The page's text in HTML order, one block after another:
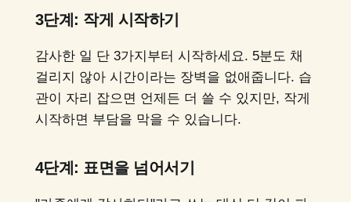
3단계: 작게 시작하기
감사한 일 단 3가지부터 시작하세요. 5분도 채
걸리지 않아 시간이라는 장벽을 없애줍니다. 습
관이 자리 잡으면 언제든 더 쓸 수 있지만, 작게
시작하면 부담을 막을 수 있습니다.
4단계: 표면을 넘어서기